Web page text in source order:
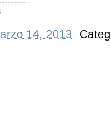
14, 2013